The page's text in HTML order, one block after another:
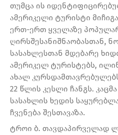
თუმცა ის
ამერიკელი ტურისტი
ერთ-ერთ ყველაზე
ღირსშესანიშნაობასთან,
სასახლესთან მდებარე
ამერიკელ ტურისტებს,
ახალ
22 წლის კესლი ჩანგს.
სასახლის ხედის
ჩვენება შესთავაზა.
ტროი ბ. თავდაპირველად